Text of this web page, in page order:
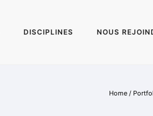
DISCIPLINES NOUS
Home /